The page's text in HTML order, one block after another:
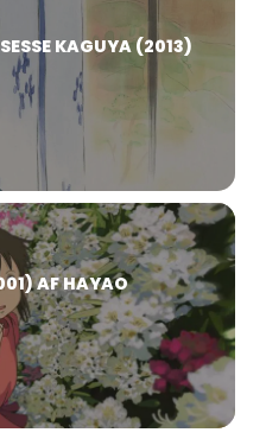
KAGUYA (2013)
AF HAYAO